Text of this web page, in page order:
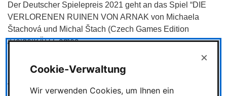
Der Deutscher Spielepreis 2021 geht an das Spiel “DIE
VERLORENEN RUINEN VON ARNAK von Michaela
Štachová und Michal Štach (Czech Games Edition
/HeidelBÄR Games
Kinderspiel ging an DODO – RETTET DAS WACKEL-EI!
von Marco Teubner und Frank Bebenroth (Kosmos Verlag)
Cookie-Verwaltung
×
Wir verwenden Cookies, um Ihnen ein